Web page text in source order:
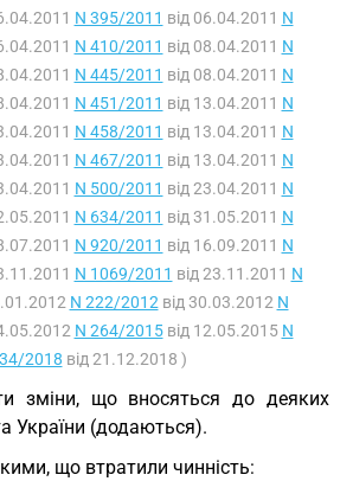
N 395/2011 від 06.04.2011 N
N 410/2011 від 08.04.2011 N
N 445/2011 від 08.04.2011 N
N 451/2011 від 13.04.2011 N
N 458/2011 від 13.04.2011 N
N 467/2011 від 13.04.2011 N
N 500/2011 від 23.04.2011 N
N 634/2011 від 31.05.2011 N
N 920/2011 від 16.09.2011 N
N 1069/2011 від 23.11.2011 N
N 222/2012 від 30.03.2012 N
N 264/2015від 12.05.2015 N
2018 від 21.12.2018 )
зміни, що вносяться до деяких
України (додаються).
що втратили чинність: